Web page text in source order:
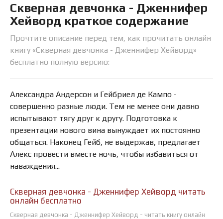
Скверная девчонка - Дженнифер
Хейворд краткое содержание
Прочтите описание перед тем, как прочитать онлайн
книгу «Скверная девчонка - Дженнифер Хейворд»
бесплатно полную версию:
Александра Андерсон и Гейбриел де Кампо -
совершенно разные люди. Тем не менее они давно
испытывают тягу друг к другу. Подготовка к
презентации нового вина вынуждает их постоянно
общаться. Наконец Гейб, не выдержав, предлагает
Алекс провести вместе ночь, чтобы избавиться от
наваждения...
Скверная девчонка - Дженнифер Хейворд читать
онлайн бесплатно
Скверная девчонка - Дженнифер Хейворд - читать книгу онлайн